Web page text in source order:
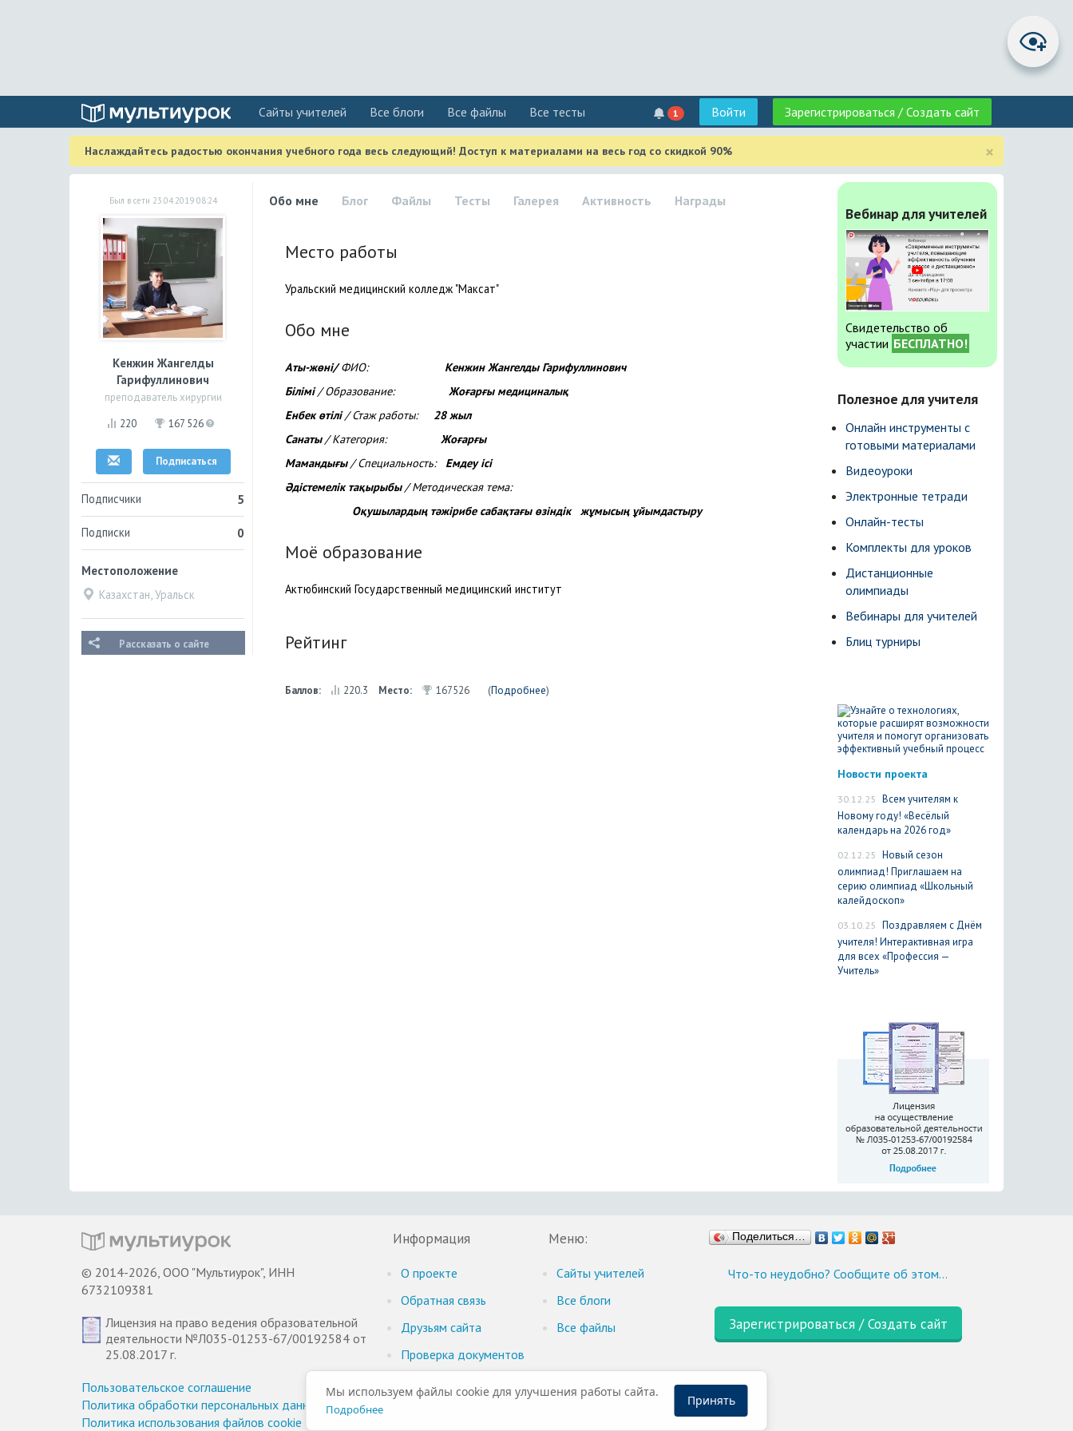
Cайты учителей Все блоги Все файлы Все тесты 1 Войти Зарегистрироваться / Создать сайт
×
Наслаждайтесь радостью окончания учебного года весь следующий! Доступ к материалами на весь год со скидкой 90%
Был в сети 23.04.2019 08:24
Кенжин Жангелды
Гарифуллинович
преподаватель хирургии
220
167 526
Подписаться
Подписчики 5
Подписки 0
Местоположение
Казахстан, Уральск
Рассказать о сайте
Обо мне Блог Файлы Тесты Галерея Активность Награды
Место работы
Уральский медицинский колледж "Максат"
Обо мне
Аты-жөні/ФИО: Кенжин Жангелды Гарифуллинович
Білімі/ Образование: Жоғарғы медициналық
Енбек өтілі/ Стаж работы: 28 жыл
Санаты/ Категория: Жоғарғы
Мамандығы/ Специальность: Емдеу ісі
Әдістемелік тақырыбы/ Методическая тема:
Оқушылардың тәжірибе сабақтағы өзіндік жұмысың ұйымдастыру
Моё образование
Актюбинский Государственный медицинский институт
Рейтинг
Баллов: 220.3 Место: 167526 (Подробнее)
Вебинар для учителей
Свидетельство об
участии БЕСПЛАТНО!
Полезное для учителя
Онлайн инструменты с
готовыми материалами
Видеоуроки
Электронные тетради
Онлайн-тесты
Комплекты для уроков
Дистанционные
олимпиады
Вебинары для учителей
Блиц турниры
Новости проекта
30.12.25 Всем учителям к
Новому году! «Весёлый
календарь на 2026 год»
02.12.25 Новый сезон
олимпиад! Приглашаем на
серию олимпиад «Школьный
калейдоскоп»
03.10.25 Поздравляем с Днём
учителя! Интерактивная игра
для всех «Профессия —
Учитель»
© 2014-2026, ООО "Мультиурок", ИНН
6732109381
Лицензия на право ведения образовательной
деятельности №Л035-01253-67/00192584 от
25.08.2017 г.
Пользовательское соглашение
Политика обработки персональных данных
Политика использования файлов cookie
Мы используем файлы cookie для улучшения работы сайта.
Подробнее
Принять
Информация
О проекте
Обратная связь
Друзьям сайта
Проверка документов
Меню:
Cайты учителей
Все блоги
Все файлы
Поделиться…
Что-то неудобно? Сообщите об этом…
Зарегистрироваться / Создать сайт